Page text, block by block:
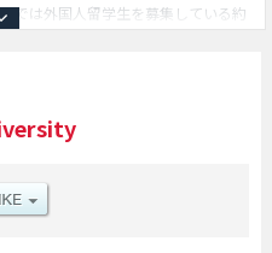
では外国人留学生を募集している約
科や多元数理科学研究科や医学系
際開発研究科や情報学研究科や人
科等、研究科別情報や、募集定員
い。